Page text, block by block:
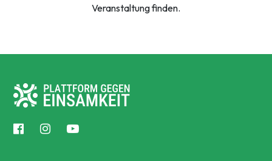
Veranstaltung finden.